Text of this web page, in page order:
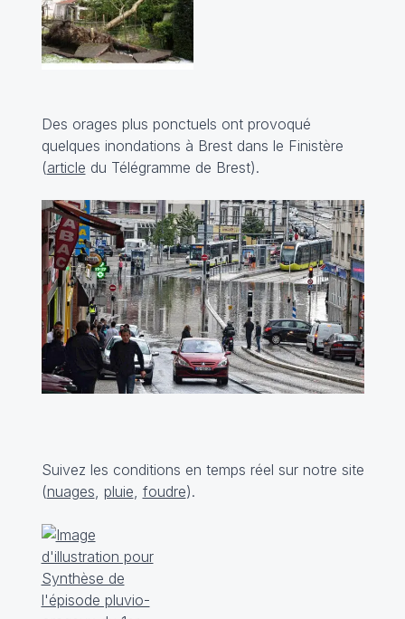
Des orages plus ponctuels ont provoqué
quelques inondations à Brest dans le Finistère
(article du Télégramme de Brest).
Suivez les conditions en temps réel sur notre site
(nuages pluie foudre).